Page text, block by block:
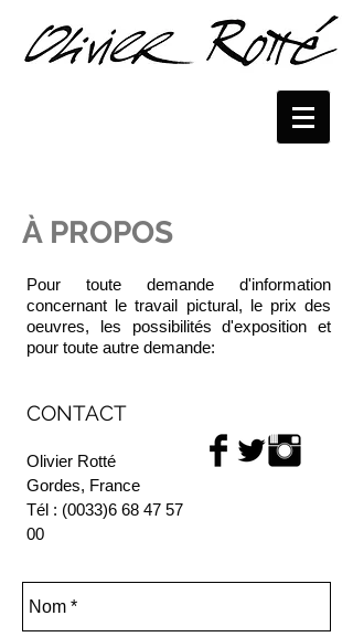
À PROPOS
Pour toute demande d'information
concernant le travail pictural, le prix des
oeuvres, les possibilités d'exposition et
pour toute autre demande:
CONTACT
Olivier Rotté
Gordes, France
Tél : (0033)6 68 47 57
00